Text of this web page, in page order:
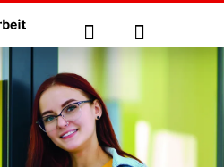
Suche Anmelden